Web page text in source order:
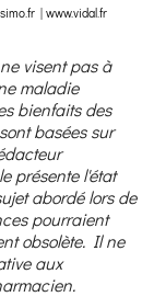
| www.vidal.fr
visent pas à
maladie
bienfaits des
basées sur
présente l'état
abordé lors de
pourraient
obsolète. Il ne
aux